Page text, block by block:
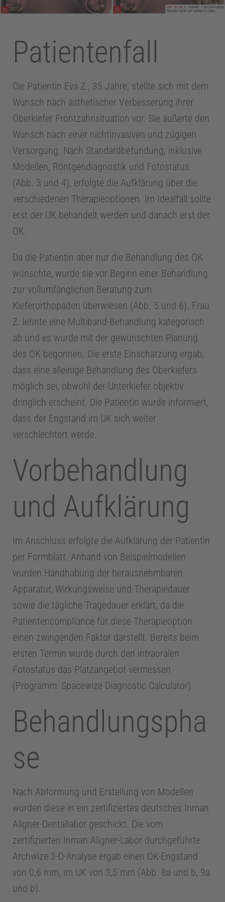
g
i
e
Z
a
h
n
t
e
c
h
n
i
k
P
r
x
i
s
m
a
a
g
e
m
e
n
Patientenfall
Die Patientin Eva Z., 35 Jahre, stellte sich mit dem
Wunsch nach ästhetischer Verbesserung ihrer
Oberkiefer Frontzahnsituation vor. Sie äußerte den
Wunsch nach einer nichtinvasiven und zügigen
Versorgung. Nach Standardbefundung, inklusive
Modellen, Röntgendiagnostik und Fotostatus
(Abb. 3 und 4), erfolgte die Aufklärung über die
verschiedenen Therapieoptionen. Im Idealfall sollte
erst der UK behandelt werden und danach erst der
OK.
Da die Patientin aber nur die Behandlung des OK
wünschte, wurde sie vor Beginn einer Behandlung
zur vollumfänglichen Beratung zum
Kieferorthopäden überwiesen (Abb. 5 und 6). Frau
Z. lehnte eine Multiband-Behandlung kategorisch
ab und es wurde mit der gewünschten Planung
des OK begonnen. Die erste Einschätzung ergab,
dass eine alleinige Behandlung des Oberkiefers
möglich sei, obwohl der Unterkiefer objektiv
dringlich erscheint. Die Patientin wurde informiert,
dass der Engstand im UK sich weiter
verschlechtert werde.
Vorbehandlung
und Aufklärung
Im Anschluss erfolgte die Aufklärung der Patientin
per Formblatt. Anhand von Beispielmodellen
wurden Handhabung der herausnehmbaren
Apparatur, Wirkungsweise und Therapiedauer
sowie die tägliche Tragedauer erklärt, da die
Patientencompliance für diese Therapieoption
einen zwingenden Faktor darstellt. Bereits beim
ersten Termin wurde durch den intraoralen
Fotostatus das Platzangebot vermessen
(Programm: Spacewize Diagnostic Calculator).
Behandlungspha
se
Nach Abformung und Erstellung von Modellen
wurden diese in ein zertifiziertes deutsches Inman
Aligner-Dentallabor geschickt. Die vom
zertifizierten Inman Aligner-Labor durchgeführte
Archwize 3-D-Analyse ergab einen OK-Engstand
von 0,6 mm, im UK von 3,5 mm (Abb. 8a und b, 9a
und b).